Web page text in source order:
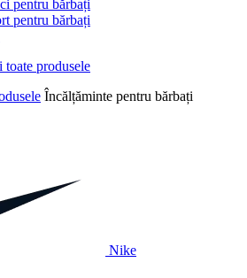
pentru bărbați
pentru bărbați
Încălțăminte pentru bărbați
Nike